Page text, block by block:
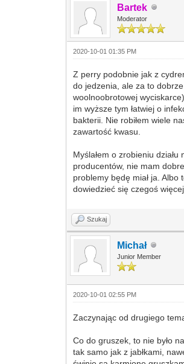
Bartek
Moderator
2020-10-01 01:35 PM
Z perry podobnie jak z
do jedzenia, ale za to
woolnoobrotowej
im wyższe tym łatwiej o
bakterii. Nie robiłem wiele
zawartość kwasu.
Myślałem o zrobieniu
producentów, nie mam
problemy będę miał ja.
dowiedzieć się czegoś
Szukaj
Michał
Junior Member
2020-10-01 02:55 PM
Zaczynając od drugiego
Co do gruszek, to nie było
tak samo jak z jabłkami,